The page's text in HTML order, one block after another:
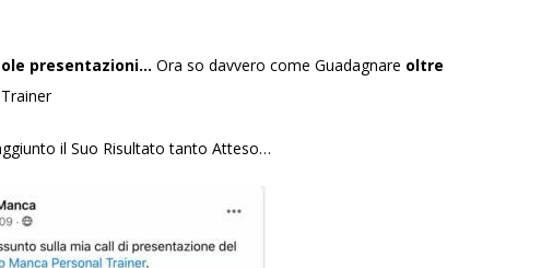
presentazioni… Ora so davvero come Guadagnare oltre
il Suo Risultato tanto Atteso…